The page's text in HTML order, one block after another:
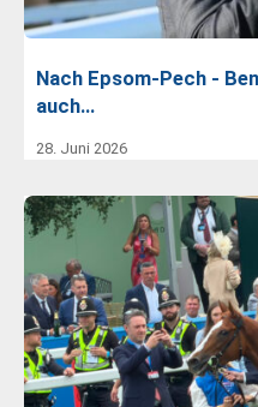
Nach Epsom-Pech -
auch…
28. Juni 2026